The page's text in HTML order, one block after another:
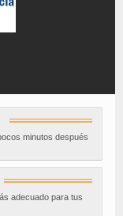
minutos después
adecuado para tus